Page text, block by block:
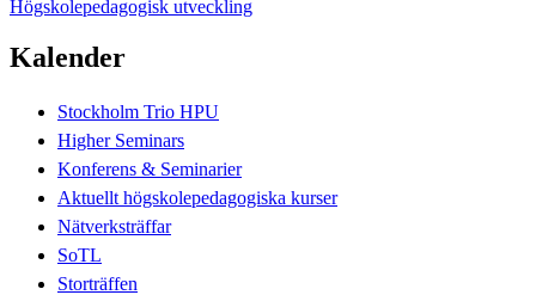
Högskolepedagogisk utveckling
Kalender
Stockholm Trio HPU
Higher Seminars
Konferens & Seminarier
Aktuellt högskolepedagogiska kurser
Nätverksträffar
SoTL
Storträffen